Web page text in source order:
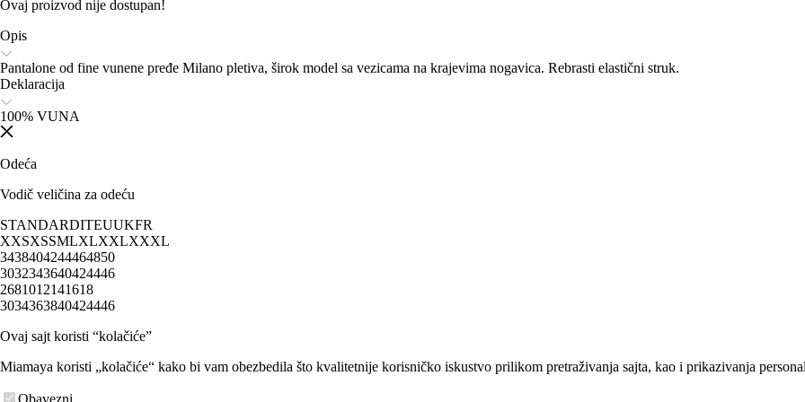
Ovaj proizvod nije dostupan!
Opis
Pantalone od fine vunene pređe Milano pletiva, širok model sa vezicama na krajevima nogavica. Rebrasti elastični struk.
Deklaracija
100% VUNA
Odeća
Vodič veličina za odeću
STANDARDITEUUKFR
XXSXSSMLXLXXLXXXL
3438404244464850
3032343640424446
2681012141618
3034363840424446
Ovaj sajt koristi “kolačiće”
Miamaya koristi „kolačiće“ kako bi vam obezbedila što kvalitetnije korisničko iskustvo prilikom pretraživanja sajta, kao i prikazivanja
Obavezni